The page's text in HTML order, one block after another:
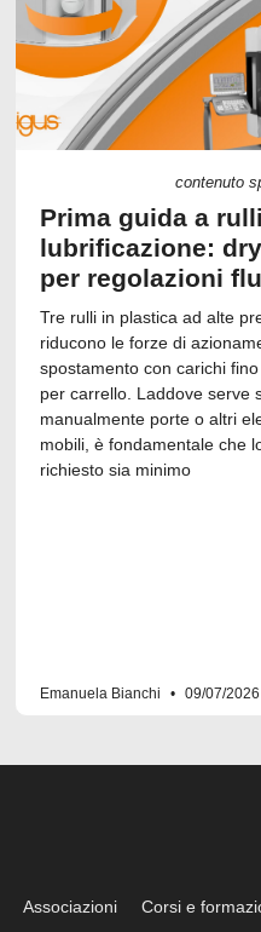
contenuto
Prima guida a
lubrificazione:
per regolazioni
Tre rulli in plastica ad alte
riducono le forze di
spostamento con carichi
per carrello. Laddove serve
manualmente porte o altri
mobili, è fondamentale che
richiesto sia minimo
Emanuela Bianchi 09/07/2026
Associazioni Corsi e